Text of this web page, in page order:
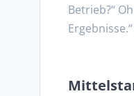
Betrieb?“